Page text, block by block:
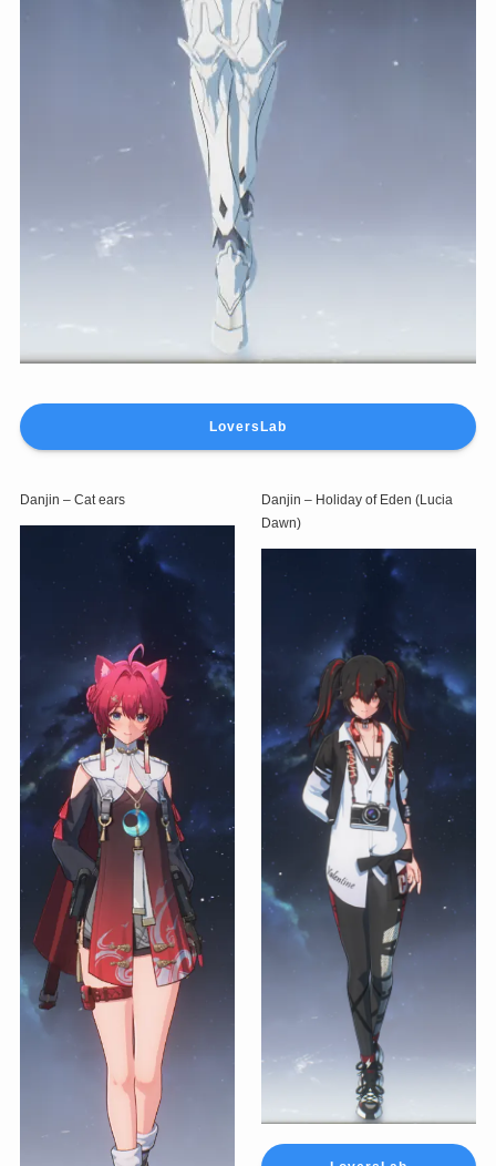
LoversLab
Danjin – Cat ears
Danjin – Holiday of Eden (Lucia
Dawn)